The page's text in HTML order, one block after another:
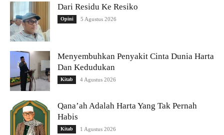
Dari Residu Ke Resiko
Opini 5 Agustus 2026
Menyembuhkan Penyakit Cinta Dunia Harta
Dan Kedudukan
Kitab 4 Agustus 2026
Qana’ah Adalah Harta Yang Tak Pernah
Habis
Kitab 1 Agustus 2026